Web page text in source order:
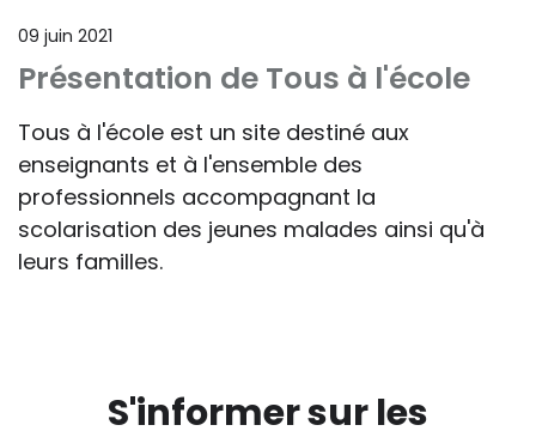
09 juin 2021
Présentation de Tous à l'école
Tous à l'école est un site destiné aux
enseignants et à l'ensemble des
professionnels accompagnant la
scolarisation des jeunes malades ainsi qu'à
leurs familles.
S'informer sur les